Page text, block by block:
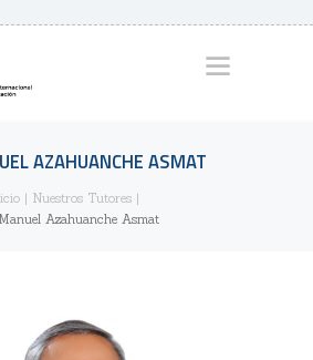
AZAHUANCHE ASMAT
Nuestros Tutores
Azahuanche Asmat
Y